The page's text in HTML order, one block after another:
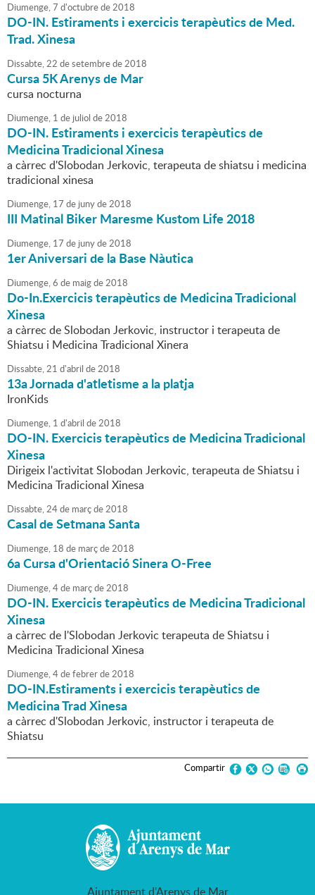
Diumenge,7 d'octubrede2018
DO-IN. Estiraments i exercicis terapèutics de Med.
Trad. Xinesa
Dissabte,22 desetembrede2018
Cursa 5K Arenys de Mar
cursa nocturna
Diumenge, 1 de juliol de2018
DO-IN. Estiraments i exercicis terapèutics de
Medicina Tradicional Xinesa
a càrrec d'Slobodan Jerkovic, terapeuta de shiatsu i medicina
tradicional xinesa
Diumenge, 17 de junyde2018
III Matinal Biker Maresme Kustom Life 2018
Diumenge, 17 de junyde2018
1er Aniversari de la Base Nàutica
Diumenge,6 de maigde2018
Do-In.Exercicis terapèutics de Medicina Tradicional
Xinesa
a càrrec de Slobodan Jerkovic, instructor i terapeuta de
Shiatsu i Medicina Tradicional Xinera
Dissabte,21 d'abril de2018
13a Jornada d'atletisme a la platja
IronKids
Diumenge, 1 d'abril de2018
DO-IN. Exercicis terapèutics de Medicina Tradicional
Xinesa
Dirigeix l'activitat Slobodan Jerkovic, terapeuta de Shiatsu i
Medicina Tradicional Xinesa
Dissabte,24de marçde2018
Casal de Setmana Santa
Diumenge, 18 de marçde2018
6a Cursa d'Orientació Sinera O-Free
Diumenge,4de marçde2018
DO-IN. Exercicis terapèutics de Medicina Tradicional
Xinesa
a càrrec de l'Slobodan Jerkovic terapeuta de Shiatsu i
Medicina Tradicional Xinesa
Diumenge,4defebrerde2018
DO-IN.Estiraments i exercicis terapèutics de
Medicina Trad Xinesa
a càrrec d'Slobodan Jerkovic, instructor i terapeuta de
Shiatsu
Compartir
Ajuntament d'Arenys de Mar